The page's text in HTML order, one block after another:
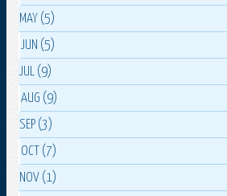
MAY (5)
JUN (5)
JUL (9)
AUG (9)
SEP (3)
OCT (7)
NOV (1)